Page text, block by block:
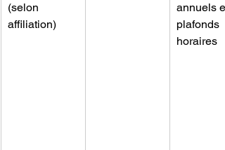
(selon
affiliation)
annuels et
plafonds
horaires